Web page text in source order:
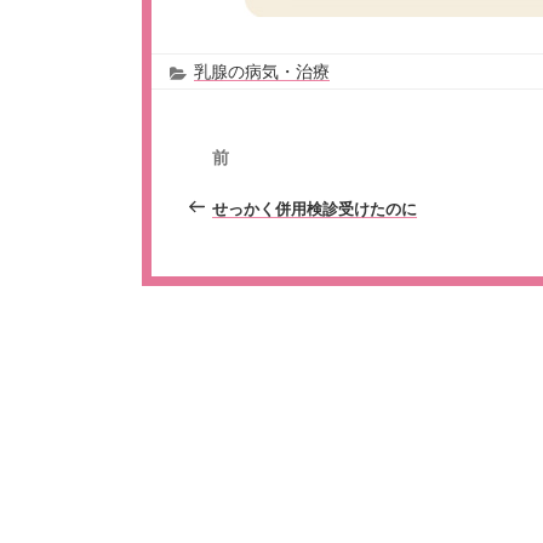
乳腺の病気・治療
前
せっかく併用検診受けたのに